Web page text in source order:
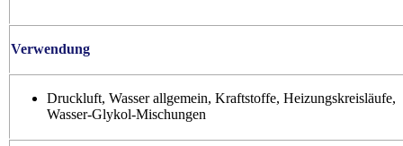
Verwendung
Druckluft, Wasser allgemein, Kraftstoffe, Heizungskreisläufe,
Wasser-Glykol-Mischungen